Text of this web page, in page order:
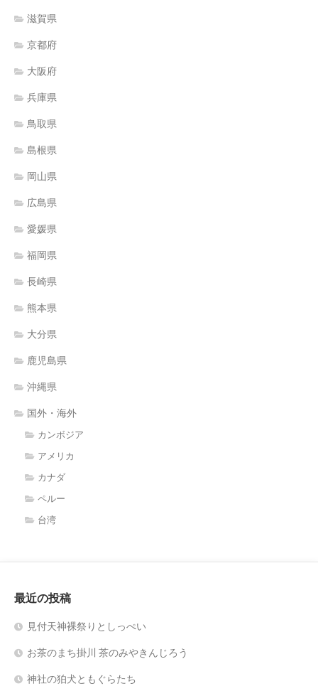
滋賀県
京都府
大阪府
兵庫県
鳥取県
島根県
岡山県
広島県
愛媛県
福岡県
長崎県
熊本県
大分県
鹿児島県
沖縄県
国外・海外
カンボジア
アメリカ
カナダ
ペルー
台湾
最近の投稿
見付天神裸祭りとしっぺい
お茶のまち掛川 茶のみやきんじろう
神社の狛犬ともぐらたち